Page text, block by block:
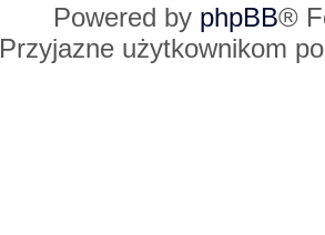
Powered by phpBB®
Przyjazne użytkownikom